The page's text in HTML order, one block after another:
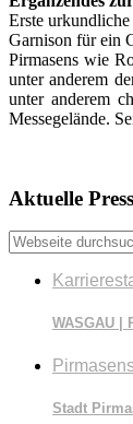
Erste
Garnison für ein
Pirmasens wie
unter anderem
unter anderem
Messegelände.
Aktuelle
Webseite
durchsuchen
WASGAU |
Stadt